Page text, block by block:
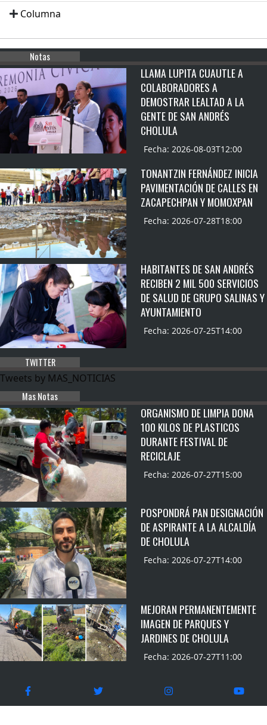
Columna
Notas
LLAMA LUPITA CUAUTLE A
COLABORADORES A
DEMOSTRAR LEALTAD A LA
GENTE DE SAN ANDRÉS
CHOLULA
Fecha: 2026-08-03T12:00
TONANTZIN FERNÁNDEZ INICIA
PAVIMENTACIÓN DE CALLES EN
ZACAPECHPAN Y MOMOXPAN
Fecha: 2026-07-28T18:00
HABITANTES DE SAN ANDRÉS
RECIBEN 2 MIL 500 SERVICIOS
DE SALUD DE GRUPO SALINAS Y
AYUNTAMIENTO
Fecha: 2026-07-25T14:00
TWITTER
Tweets by MAS_NOTICIAS
Mas Notas
ORGANISMO DE LIMPIA DONA
100 KILOS DE PLASTICOS
DURANTE FESTIVAL DE
RECICLAJE
Fecha: 2026-07-27T15:00
POSPONDRÁ PAN DESIGNACIÓN
DE ASPIRANTE A LA ALCALDÍA
DE CHOLULA
Fecha: 2026-07-27T14:00
MEJORAN PERMANENTEMENTE
IMAGEN DE PARQUES Y
JARDINES DE CHOLULA
Fecha: 2026-07-27T11:00